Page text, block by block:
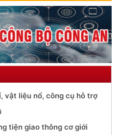
vật liệu nổ, công cụ hỗ trợ
tiện giao thông cơ giới